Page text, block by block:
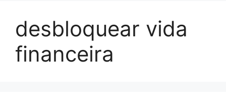
desbloquear vida
financeira